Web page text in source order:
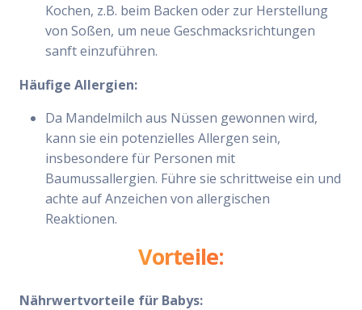
Kochen, z.B. beim Backen oder zur Herstellung
von Soßen, um neue Geschmacksrichtungen
sanft einzuführen.
Häufige Allergien:
Da Mandelmilch aus Nüssen gewonnen wird,
kann sie ein potenzielles Allergen sein,
insbesondere für Personen mit
Baumussallergien. Führe sie schrittweise ein und
achte auf Anzeichen von allergischen
Reaktionen.
Vorteile:
Nährwertvorteile für Babys: